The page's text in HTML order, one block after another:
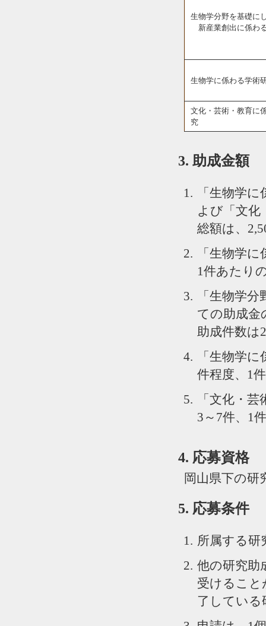
生物学分野を基礎に
新産業創出に係わ
生物学に係わる学術
文化・芸術・教育に
究
3. 助成金額
「生物学
よび「文化
総額は、
「生物学
1件あたり
「生物学
ての助成金
助成件数は
「生物学
件程度、1
「文化・
3～7件、1
4. 応募資格
岡山県下の研
5. 応募条件
所属する研
他の研究助
受けること
了している